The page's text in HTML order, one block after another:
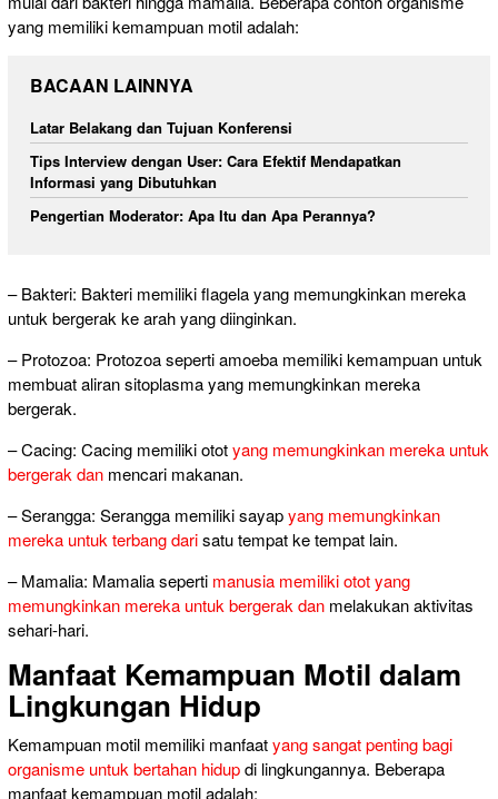
yang memiliki kemampuan motil adalah:
BACAAN LAINNYA
Latar Belakang dan Tujuan Konferensi
Tips Interview dengan User: Cara Efektif Mendapatkan
Informasi yang Dibutuhkan
Pengertian Moderator: Apa Itu dan Apa Perannya?
– Bakteri: Bakteri memiliki flagela yang memungkinkan mereka
untuk bergerak ke arah yang diinginkan.
– Protozoa: Protozoa seperti amoeba memiliki kemampuan untuk
membuat aliran sitoplasma yang memungkinkan mereka
bergerak.
– Cacing: Cacing memiliki ototyang memungkinkan mereka untuk
bergerak dan mencari makanan.
– Serangga: Serangga memiliki sayapyang memungkinkan
mereka untuk terbang darisatu tempat ke tempat lain.
– Mamalia: Mamalia seperti manusia memiliki otot yang
memungkinkan mereka untuk bergerak dan melakukan aktivitas
sehari-hari.
Manfaat Kemampuan Motil dalam
Lingkungan Hidup
Kemampuan motil memiliki manfaatyang sangat penting bagi
organisme untuk bertahan hidupdi lingkungannya. Beberapa
manfaat kemampuan motil adalah: